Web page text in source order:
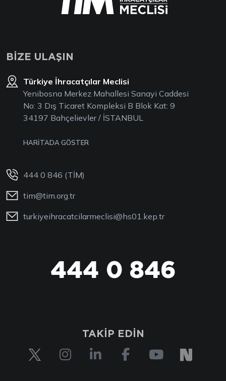
BİZE ULAŞIN
Türkiye İhracatçılar Meclisi
Yenibosna Merkez Mahallesi Sanayi Caddesi
No: 3 Dış Ticaret Kompleksi B Blok Kat: 9
34197 Bahçelievler / İSTANBUL
HARİTADA GÖSTER
444 0 846 (TİM)
tim@tim.org.tr
turkiyeihracatcilarmeclisi@hs01.kep.tr
444 0 846
444 0 TİM
TAKİP EDİN